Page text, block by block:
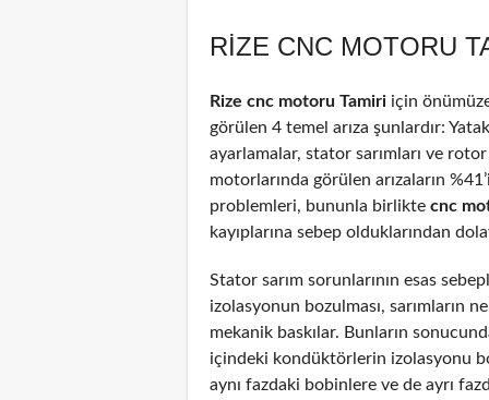
RIZE CNC MOTORU
Rize cnc motoru Tamiri için
görülen 4 temel arıza şunlardır:
ayarlamalar, stator sarımları ve
motorlarında görülen arızaların
problemleri, bununla birlikte cnc
kayıplarına sebep olduklarından
Stator sarım sorunlarının esas
izolasyonun bozulması, sarımların
mekanik baskılar. Bunların
içindeki kondüktörlerin izolasyonu
aynı fazdaki bobinlere ve de ayrı